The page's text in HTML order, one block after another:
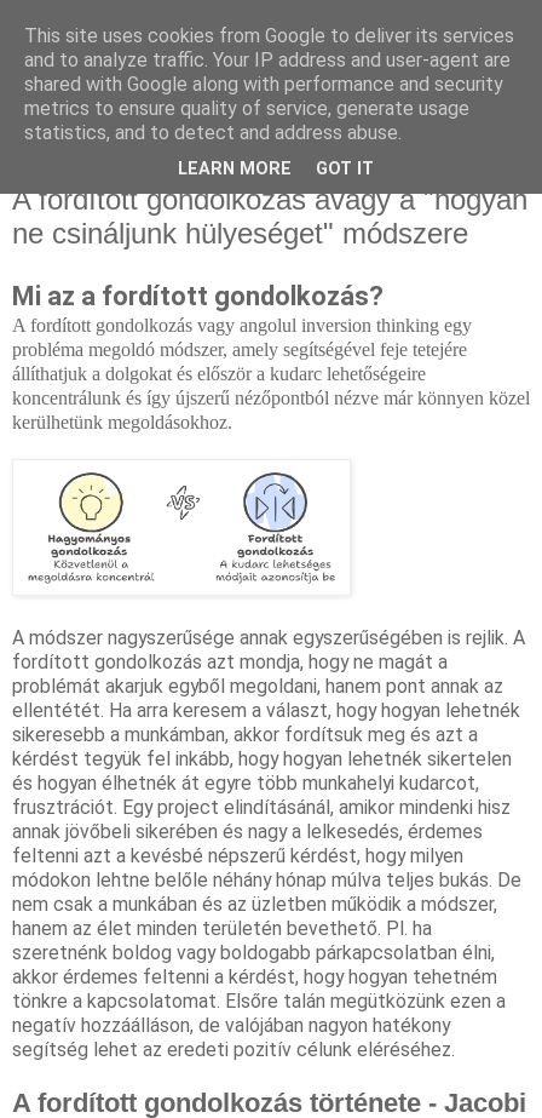
Thinkology Blog
A fordított gondolkozás avagy a "hogyan
ne csináljunk hülyeséget" módszere
Mi az a fordított gondolkozás?
A fordított gondolkozás vagy angolul inversion thinking egy
probléma megoldó módszer, amely segítségével feje tetejére
állíthatjuk a dolgokat és először a kudarc lehetőségeire
koncentrálunk és így újszerű nézőpontból nézve már könnyen közel
kerülhetünk megoldásokhoz.
A módszer nagyszerűsége annak egyszerűségében is rejlik. A
fordított gondolkozás azt mondja, hogy ne magát a
problémát akarjuk egyből megoldani, hanem pont annak az
ellentétét. Ha arra keresem a választ, hogy hogyan lehetnék
sikeresebb a munkámban, akkor fordítsuk meg és azt a
kérdést tegyük fel inkább, hogy hogyan lehetnék sikertelen
és hogyan élhetnék át egyre több munkahelyi kudarcot,
frusztrációt. Egy project elindításánál, amikor mindenki hisz
annak jövőbeli sikerében és nagy a lelkesedés, érdemes
feltenni azt a kevésbé népszerű kérdést, hogy milyen
módokon lehtne belőle néhány hónap múlva teljes bukás. De
nem csak a munkában és az üzletben működik a módszer,
hanem az élet minden területén bevethető. Pl. ha
szeretnénk boldog vagy boldogabb párkapcsolatban élni,
akkor érdemes feltenni a kérdést, hogy hogyan tehetném
negatív hozzáálláson, de valójában nagyon hatékony
segítség lehet az eredeti pozitív célunk eléréséhez.
A fordított gondolkozás története - Jacobi
This site uses cookies from Google to deliver its services
and to analyze traffic. Your IP address and user-agent are
shared with Google along with performance and security
metrics to ensure quality of service, generate usage
statistics, and to detect and address abuse.
LEARN MORE GOT IT